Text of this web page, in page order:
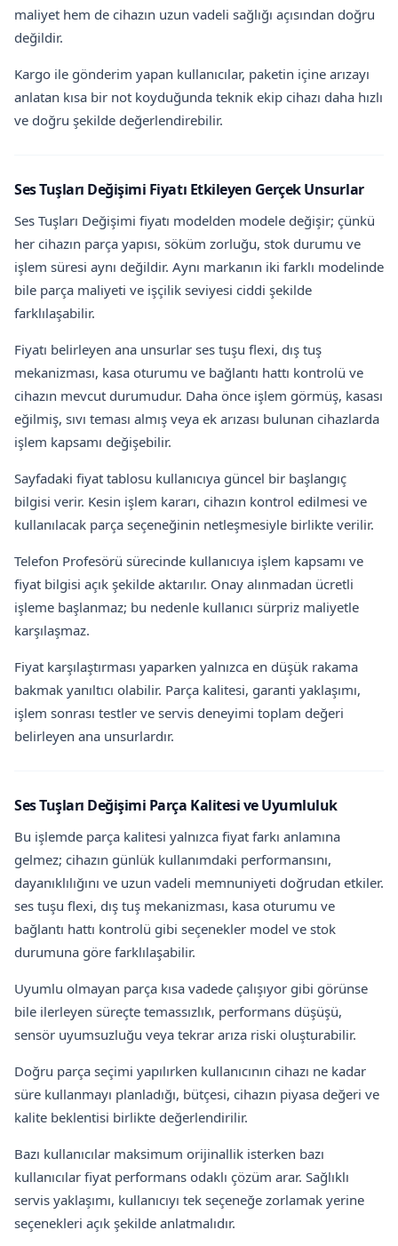
maliyet hem de cihazın uzun vadeli sağlığı açısından doğru
değildir.
Kargo ile gönderim yapan kullanıcılar, paketin içine arızayı
anlatan kısa bir not koyduğunda teknik ekip cihazı daha hızlı
ve doğru şekilde değerlendirebilir.
Ses Tuşları Değişimi Fiyatı Etkileyen Gerçek Unsurlar
Ses Tuşları Değişimi fiyatı modelden modele değişir; çünkü
her cihazın parça yapısı, söküm zorluğu, stok durumu ve
işlem süresi aynı değildir. Aynı markanın iki farklı modelinde
bile parça maliyeti ve işçilik seviyesi ciddi şekilde
farklılaşabilir.
Fiyatı belirleyen ana unsurlar ses tuşu flexi, dış tuş
mekanizması, kasa oturumu ve bağlantı hattı kontrolü ve
cihazın mevcut durumudur. Daha önce işlem görmüş, kasası
eğilmiş, sıvı teması almış veya ek arızası bulunan cihazlarda
işlem kapsamı değişebilir.
Sayfadaki fiyat tablosu kullanıcıya güncel bir başlangıç
bilgisi verir. Kesin işlem kararı, cihazın kontrol edilmesi ve
kullanılacak parça seçeneğinin netleşmesiyle birlikte verilir.
Telefon Profesörü sürecinde kullanıcıya işlem kapsamı ve
fiyat bilgisi açık şekilde aktarılır. Onay alınmadan ücretli
işleme başlanmaz; bu nedenle kullanıcı sürpriz maliyetle
karşılaşmaz.
Fiyat karşılaştırması yaparken yalnızca en düşük rakama
bakmak yanıltıcı olabilir. Parça kalitesi, garanti yaklaşımı,
işlem sonrası testler ve servis deneyimi toplam değeri
belirleyen ana unsurlardır.
Ses Tuşları Değişimi Parça Kalitesi ve Uyumluluk
Bu işlemde parça kalitesi yalnızca fiyat farkı anlamına
gelmez; cihazın günlük kullanımdaki performansını,
dayanıklılığını ve uzun vadeli memnuniyeti doğrudan etkiler.
ses tuşu flexi, dış tuş mekanizması, kasa oturumu ve
bağlantı hattı kontrolü gibi seçenekler model ve stok
durumuna göre farklılaşabilir.
Uyumlu olmayan parça kısa vadede çalışıyor gibi görünse
bile ilerleyen süreçte temassızlık, performans düşüşü,
sensör uyumsuzluğu veya tekrar arıza riski oluşturabilir.
Doğru parça seçimi yapılırken kullanıcının cihazı ne kadar
süre kullanmayı planladığı, bütçesi, cihazın piyasa değeri ve
kalite beklentisi birlikte değerlendirilir.
Bazı kullanıcılar maksimum orijinallik isterken bazı
kullanıcılar fiyat performans odaklı çözüm arar. Sağlıklı
servis yaklaşımı, kullanıcıyı tek seçeneğe zorlamak yerine
seçenekleri açık şekilde anlatmalıdır.